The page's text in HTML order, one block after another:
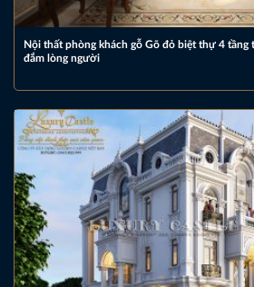
Nội thất phòng khách gỗ Gõ đỏ biệt thự 4 tầng
đắm lòng người